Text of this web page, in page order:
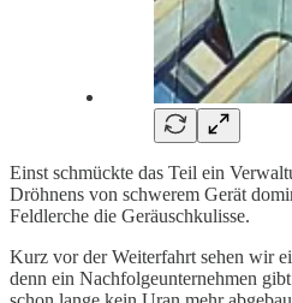
Einst schmückte das Teil ein
Dröhnens von schwerem Gerät
Feldlerche die Geräuschkulisse.
Kurz vor der Weiterfahrt sehen wir
denn ein Nachfolgeunternehmen